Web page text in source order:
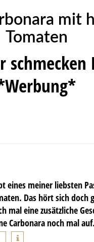
mit
Tomaten
schmecken
eines meiner liebsten
Das hört sich doch
mal eine zusätzliche
Carbonara noch mal auf.